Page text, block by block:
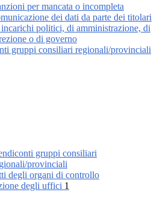
per mancata o incompleta
dei dati da parte dei titolari
politici, di amministrazione, di
o di governo
gruppi consiliari regionali/provinciali
gruppi consiliari
provinciali
degli organi di controllo
degli uffici 1